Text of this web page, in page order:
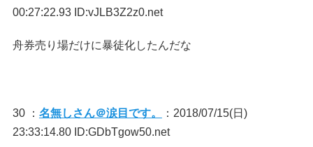
00:27:22.93 ID:vJLB3Z2z0.net
舟券売り場だけに暴徒化したんだな
30 ： 名無しさん＠涙目です。
：2018/07/15(日)
23:33:14.80 ID:GDbTgow50.net